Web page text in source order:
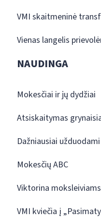
VMI skaitmeninė
Vienas langelis
NAUDINGA
Mokesčiai ir jų dydžiai
Atsiskaitymas
Dažniausiai
Mokesčių ABC
Viktorina moksleiviams
VMI kviečia į